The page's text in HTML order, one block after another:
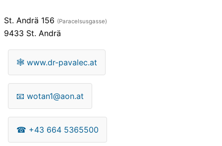
St. Andrä 156 (Paracelsusgasse)
9433 St. Andrä
🕸 www.dr-pavalec.at
📧 wotan1@aon.at
☎ +43 664 5365500